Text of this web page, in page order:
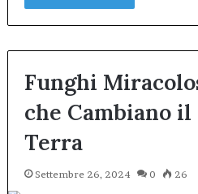
Funghi
che Cambiano
Terra
Settembre 26, 2024 0 26